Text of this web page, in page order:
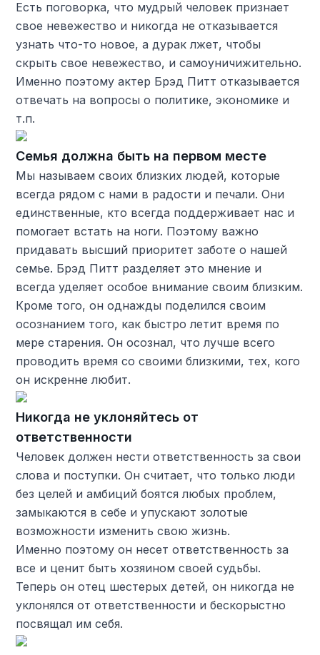
Есть поговорка, что мудрый человек признает
свое невежество и никогда не отказывается
узнать что-то новое, а дурак лжет, чтобы
скрыть свое невежество, и самоуничижительно.
Именно поэтому актер Брэд Питт отказывается
отвечать на вопросы о политике, экономике и
т.п.
Семья должна быть на первом месте
Мы называем своих близких людей, которые
всегда рядом с нами в радости и печали. Они
единственные, кто всегда поддерживает нас и
помогает встать на ноги. Поэтому важно
придавать высший приоритет заботе о нашей
семье. Брэд Питт разделяет это мнение и
всегда уделяет особое внимание своим близким.
Кроме того, он однажды поделился своим
осознанием того, как быстро летит время по
мере старения. Он осознал, что лучше всего
проводить время со своими близкими, тех, кого
он искренне любит.
Никогда не уклоняйтесь от
ответственности
Человек должен нести ответственность за свои
слова и поступки. Он считает, что только люди
без целей и амбиций боятся любых проблем,
замыкаются в себе и упускают золотые
возможности изменить свою жизнь.
Именно поэтому он несет ответственность за
все и ценит быть хозяином своей судьбы.
Теперь он отец шестерых детей, он никогда не
уклонялся от ответственности и бескорыстно
посвящал им себя.